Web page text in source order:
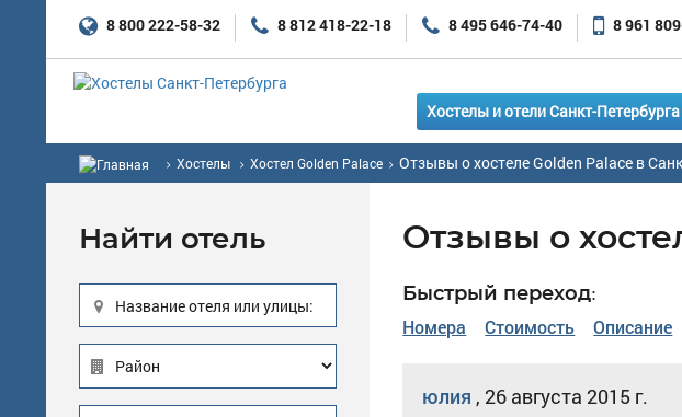
8 800 222-58-32 8 812 418-22-18 8 495 646-74-40 8 961
Хостелы и отели Санкт-Петербурга
Хостелы Хостел Golden Palace Отзывы о хостеле Golden Palace в
Найти отель
Название отеля или улицы:
Отзывы о
Быстрый переход:
Номера Стоимость Описание
юлия , 26 августа 2015 г.